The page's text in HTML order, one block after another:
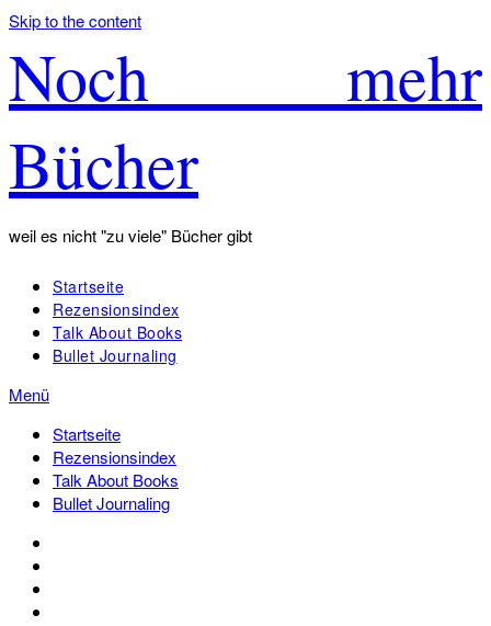
Skip to the content
Noch mehr
Bücher
weil es nicht "zu viele" Bücher gibt
Startseite
Rezensionsindex
Talk About Books
Bullet Journaling
Menü
Startseite
Rezensionsindex
Talk About Books
Bullet Journaling